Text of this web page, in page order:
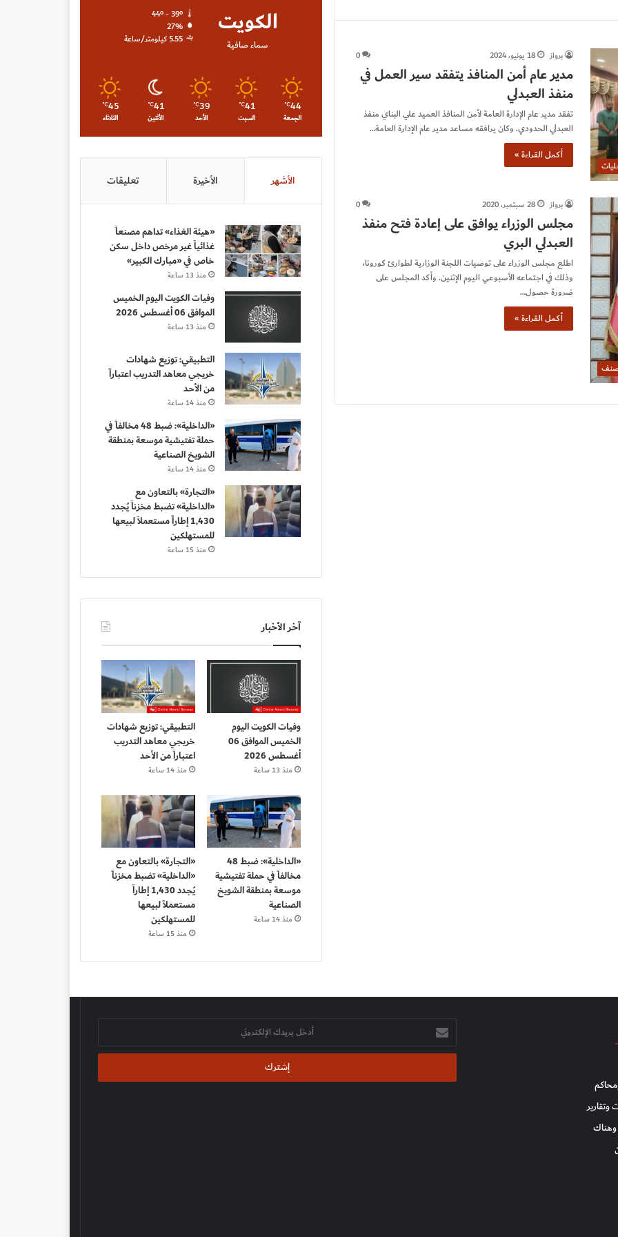
برواز 18 يونيو، 2024 0
مدير عام أمن المنافذ يتفقد سير العمل في
منفذ العبدلي
تفقد مدير عام الإدارة العامة لأمن المنافذ العميد علي البناي منفذ
العبدلي الحدودي. وكان يرافقه مساعد مدير عام الإدارة العامة…
أكمل القراءة »
برواز 28 سبتمبر، 2020 0
مجلس الوزراء يوافق على إعادة فتح منفذ
العبدلي البري
‏اطلع مجلس الوزراء على توصيات اللجنة الوزارية لطوارئ كورونا،
وذلك في اجتماعه الأسبوعي اليوم الإثنين. وأكد المجلس على
ضرورة حصول…
أكمل القراءة »
الكويت
سماء صافية
44º - 39º
27%
5.55 كيلومتر/ساعة
44
℃
الجمعة
41
℃
السبت
39
℃
الأحد
41
℃
الأثنين
45
℃
الثلاثاء
الأشهر الأخيرة تعليقات
«هيئة الغذاء» تداهم مصنعاً
غذائياً غير مرخص داخل سكن
خاص في «مبارك الكبير»
منذ 13 ساعة
وفيات الكويت اليوم الخميس
الموافق 06 أغسطس 2026
منذ 13 ساعة
التطبيقي: توزيع شهادات
خريجي معاهد التدريب اعتباراً
من الأحد
منذ 14 ساعة
«الداخلية»: ضبط 48 مخالفاً في
حملة تفتيشية موسعة بمنطقة
الشويخ الصناعية
منذ 14 ساعة
«التجارة» بالتعاون مع
«الداخلية» تضبط مخزناً يُجدد
1,430 إطاراً مستعملاً لبيعها
للمستهلكين
منذ 15 ساعة
آخر الأخبار
وفيات الكويت اليوم
الخميس الموافق 06
أغسطس 2026
منذ 13 ساعة
التطبيقي: توزيع شهادات
خريجي معاهد التدريب
اعتباراً من الأحد
منذ 14 ساعة
«الداخلية»: ضبط 48
مخالفاً في حملة تفتيشية
موسعة بمنطقة الشويخ
الصناعية
منذ 14 ساعة
«التجارة» بالتعاون مع
«الداخلية» تضبط مخزناً
يُجدد 1,430 إطاراً
مستعملاً لبيعها
للمستهلكين
منذ 15 ساعة
وتقارير
أدخل
بريدك
الإلكتروني